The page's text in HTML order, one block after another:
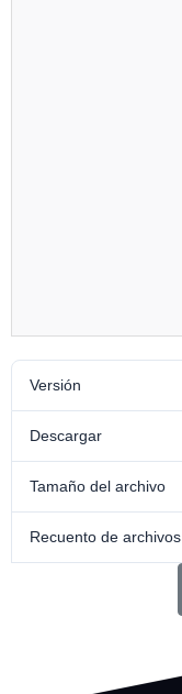
Versión
Descargar
Tamaño del archivo
Recuento de archivos